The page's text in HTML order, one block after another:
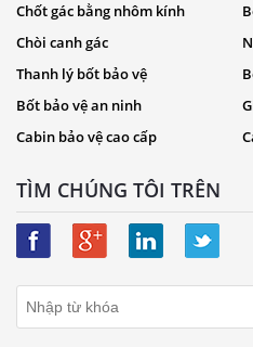
Chốt gác bằng nhôm kính
Chòi canh gác
Thanh lý bốt bảo vệ
Bốt bảo vệ an ninh
Cabin bảo vệ cao cấp
TÌM CHÚNG TÔI TRÊN